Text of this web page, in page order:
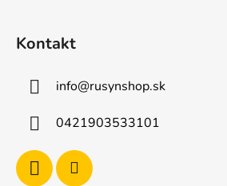
Kontakt
info@rusynshop.sk
0421903533101